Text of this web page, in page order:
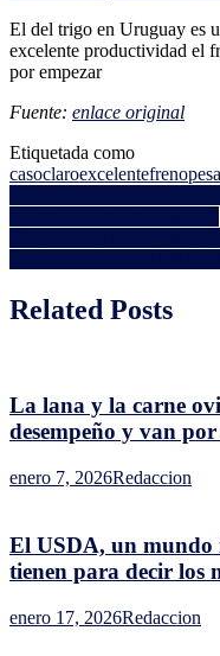
El del trigo en Uruguay es
excelente productividad el
por empezar
Fuente: enlace original
Etiquetada como
casoclaroexcelentefreno
Navegación
de
entradas
Related Posts
La lana y la carne
desempeño y van
enero 7, 2026Redaccion
El USDA, un mundo
tienen para decir los
enero 17, 2026Redaccion